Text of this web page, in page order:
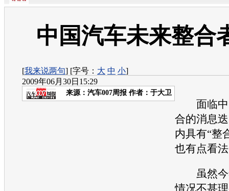
中国汽车未来整合
[我来说两句] [字号： 大 中 小]
2009年06月30日15:29
来源： 汽车007周报 作者：于大卫
面临中
合的消息
内具有“整
也有点看
虽然今
情况不甚